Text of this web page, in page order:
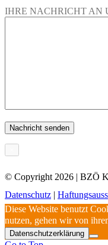
IHRE NACHRICHT AN
© Copyright 2026 | BZÖ
Datenschutz |
Diese Website benutzt
nutzen, gehen wir von
Datenschutzerklärung